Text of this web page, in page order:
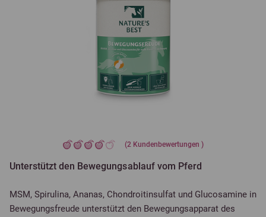
(2 Kundenbewertungen )
Unterstützt den Bewegungsablauf vom Pferd
MSM, Spirulina, Ananas, Chondroitinsulfat und Glucosamine in
Bewegungsfreude unterstützt den Bewegungsapparat des